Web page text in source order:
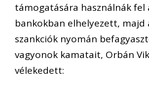
támogatására használnák fel
bankokban elhelyezett, majd
szankciók nyomán
vagyonok kamatait, Orbán
vélekedett: